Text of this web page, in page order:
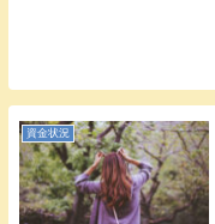
資金状況